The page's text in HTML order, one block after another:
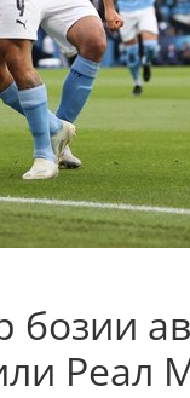
бозии
Реал